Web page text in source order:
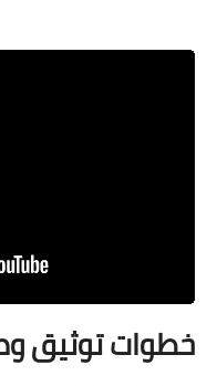
خطوات توثيق